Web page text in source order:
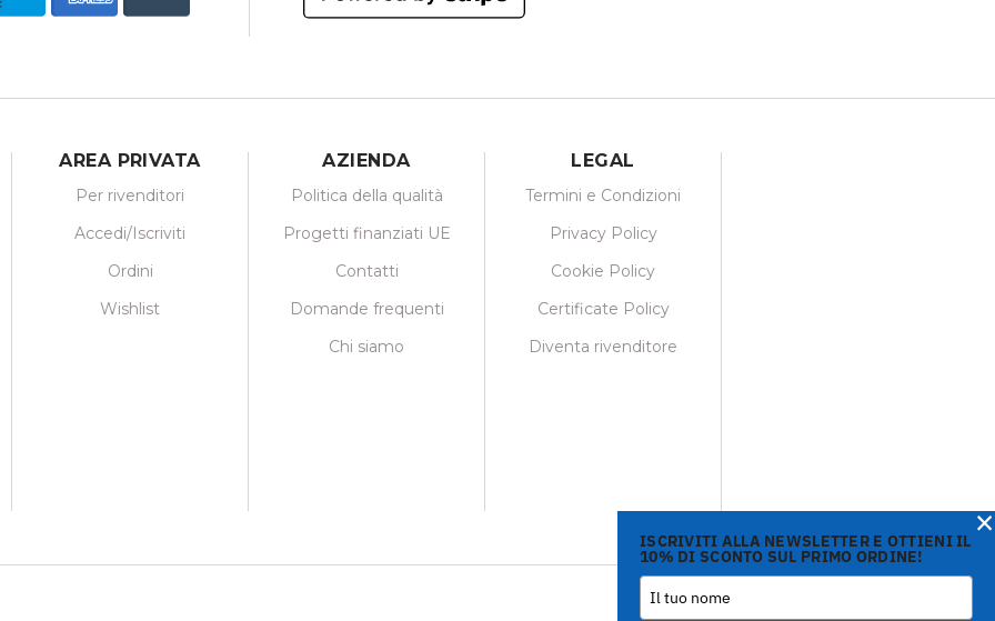
AREA PRIVATA
Per rivenditori
Accedi/Iscriviti
Ordini
Wishlist
AZIENDA
Politica della qualità
Progetti finanziati UE
Contatti
Domande frequenti
Chi siamo
LEGAL
Termini e Condizioni
Privacy Policy
Cookie Policy
Certificate Policy
Diventa rivenditore
ISCRIVITI ALLA NEWSLETTER E OTTIENI IL
10% DI SCONTO SUL PRIMO ORDINE!
×